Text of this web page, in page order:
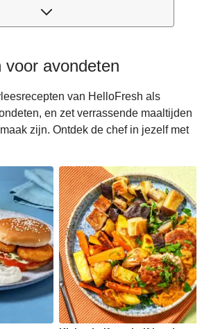
voor avondeten
recepten voor avondeten
recepten voor avondeten
recepten voor avondeten
voor avondeten
voor avondeten
voor avondeten
van HelloFresh als
en zet verrassende maaltijden
zijn. Ontdek de chef in jezelf met